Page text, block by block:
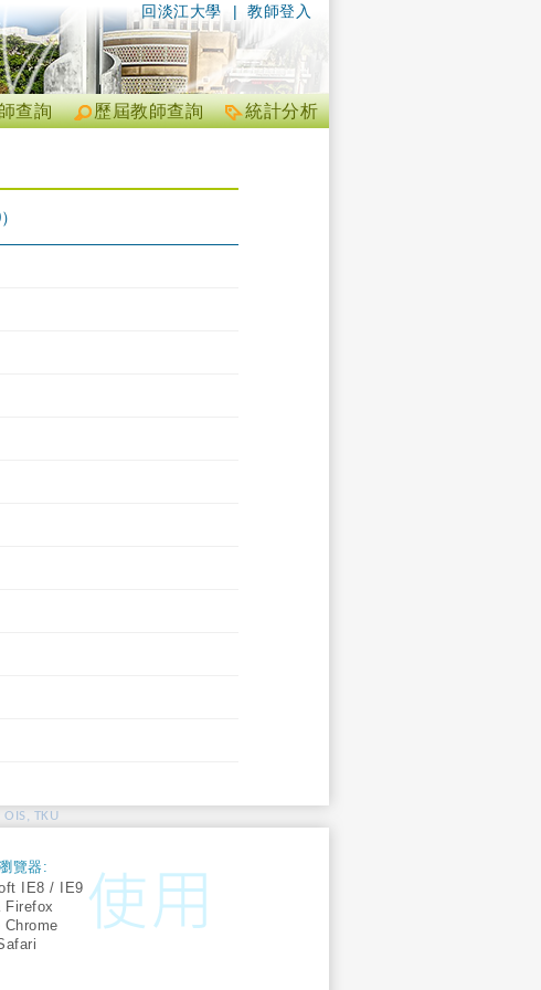
| 教師登入
回淡江大學
統計分析
歷屆教師查詢
查詢
TKU
覽器:
IE8 / IE9
Firefox
Chrome